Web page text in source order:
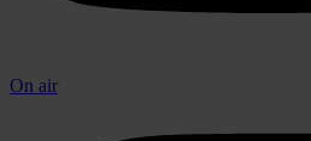
On air